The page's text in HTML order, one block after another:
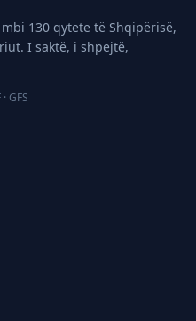
130 qytete të Shqipërisë,
I saktë, i shpejtë,
GFS